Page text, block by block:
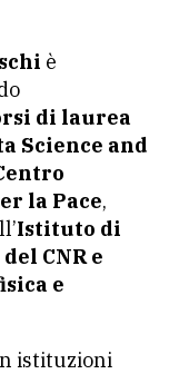
è
di laurea
Science and
la Pace,
Istituto di
CNR e
e
istituzioni